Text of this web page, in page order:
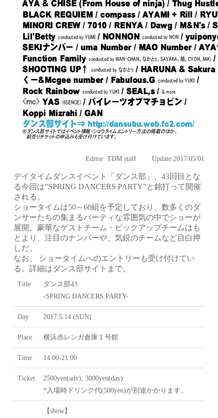
Editor: TDM staff Update:2017/05/01
デイタイムダンスイベント「ダンス部」、 43回目とな
る今回は”SPRING DANCERS PARTY”と銘打って開催
される。
ショータイムは50～60組を予定しており、 数多くのダ
ンサーたちの集まるパーティな雰囲気の中でショーが
展開。 豪華なゲストチーム・ピックアップチームはも
とより、 注目のナンバーや、気鋭のチームなど目白押
しだ。
なお、 ショータイムへのエントリーも受け付けてい
る。 詳細はダンス部サイト まで。
Title
ダンス部43
-SPRING DANCERS PARTY-
Day 2017.5.14 (SUN)
Place 横浜赤レンガ倉庫１号館
Time 14:00-21:00
Ticket
2500yen(adv), 3000yen(day)
*入場時ドリンク代(500yen)が別途かかります。
【show】